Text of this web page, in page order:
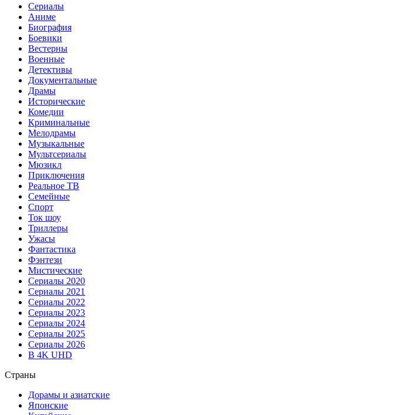
Сериалы
Аниме
Биография
Боевики
Вестерны
Военные
Детективы
Документальные
Драмы
Исторические
Комедии
Криминальные
Мелодрамы
Музыкальные
Мультсериалы
Мюзикл
Приключения
Реальное ТВ
Семейные
Спорт
Ток шоу
Триллеры
Ужасы
Фантастика
Фэнтези
Мистические
Сериалы 2020
Сериалы 2021
Сериалы 2022
Сериалы 2023
Сериалы 2024
Сериалы 2025
Сериалы 2026
В 4K UHD
Страны
Дорамы и азиатские
Японские